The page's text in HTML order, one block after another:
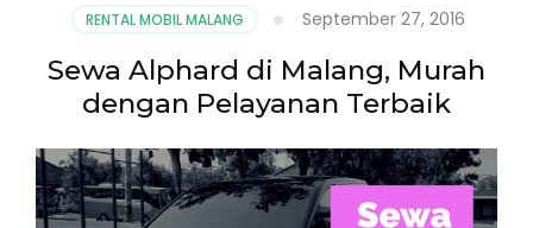
RENTAL MOBIL MALANG September 27, 2016
Sewa Alphard di Malang, Murah
dengan Pelayanan Terbaik